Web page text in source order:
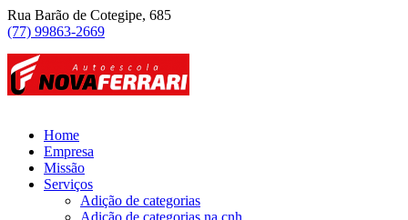
Rua Barão de Cotegipe, 685
(77) 99863-2669
Home
Empresa
Missão
Serviços
Adição de categorias
Adição de categorias na cnh